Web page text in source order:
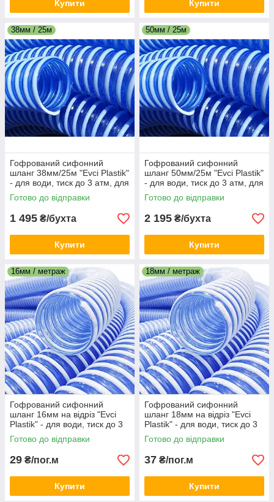
Купити Купити
38мм / 25м
Гофрований сифонний
шланг 38мм/25м "Evci Plastik"
- для води, тиск до 3 атм, для
зливу та перекачування
Готово до відправки
1 495 ₴/бухта
Купити
50мм / 25м
Гофрований сифонний
шланг 50мм/25м "Evci Plastik"
- для води, тиск до 3 атм, для
зливу та перекачування
Готово до відправки
2 195 ₴/бухта
Купити
16мм / метраж
Гофрований сифонний
шланг 16мм на відріз "Evci
Plastik" - для води, тиск до 3
атм, для зливу та
перекачування
Готово до відправки
29 ₴/пог.м
Купити
18мм / метраж
Гофрований сифонний
шланг 18мм на відріз "Evci
Plastik" - для води, тиск до 3
атм, для зливу та
перекачування
Готово до відправки
37 ₴/пог.м
Купити